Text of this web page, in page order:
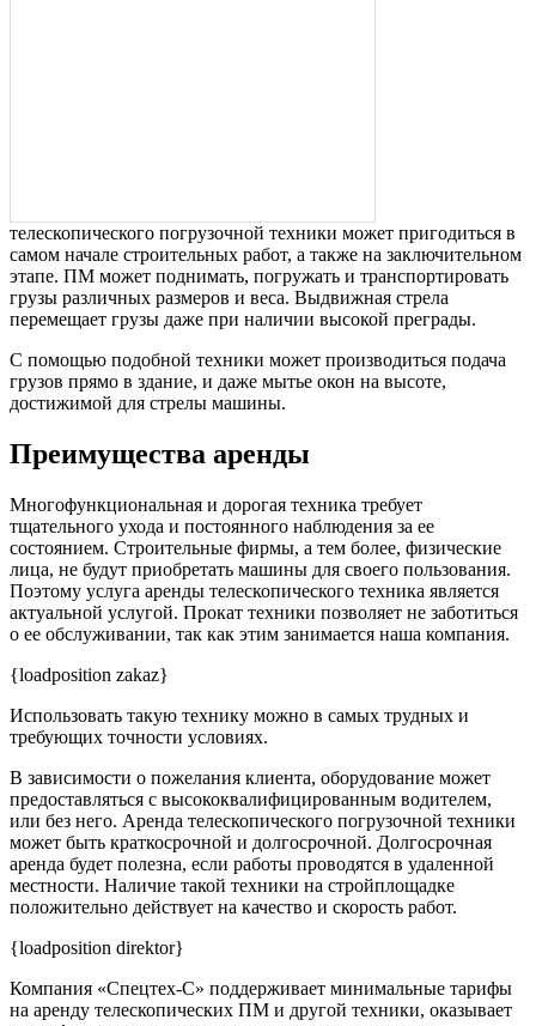
телескопического погрузочной техники может пригодиться в
самом начале строительных работ, а также на заключительном
этапе. ПМ может поднимать, погружать и транспортировать
грузы различных размеров и веса. Выдвижная стрела
перемещает грузы даже при наличии высокой преграды.
С помощью подобной техники может производиться подача
грузов прямо в здание, и даже мытье окон на высоте,
достижимой для стрелы машины.
Преимущества аренды
Многофункциональная и дорогая техника требует
тщательного ухода и постоянного наблюдения за ее
состоянием. Строительные фирмы, а тем более, физические
лица, не будут приобретать машины для своего пользования.
Поэтому услуга аренды телескопического техника является
актуальной услугой. Прокат техники позволяет не заботиться
о ее обслуживании, так как этим занимается наша компания.
{loadposition zakaz}
Использовать такую технику можно в самых трудных и
требующих точности условиях.
В зависимости о пожелания клиента, оборудование может
предоставляться с высококвалифицированным водителем,
или без него. Аренда телескопического погрузочной техники
может быть краткосрочной и долгосрочной. Долгосрочная
аренда будет полезна, если работы проводятся в удаленной
местности. Наличие такой техники на стройплощадке
положительно действует на качество и скорость работ.
{loadposition direktor}
Компания «Спецтех-С» поддерживает минимальные тарифы
на аренду телескопических ПМ и другой техники, оказывает